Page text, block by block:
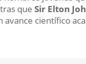
queSir Elton
científico